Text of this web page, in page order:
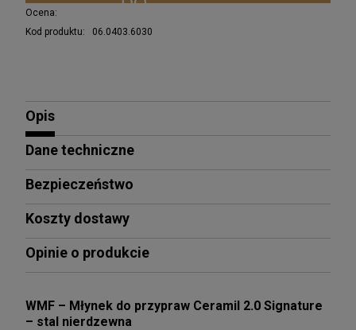
Ocena:
Kod produktu:
06.0403.6030
Opis
Dane techniczne
Bezpieczeństwo
Koszty dostawy
Opinie o produkcie
WMF – Młynek do przypraw Ceramil 2.0 Signature
– stal nierdzewna